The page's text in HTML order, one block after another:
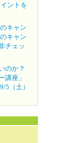
ントを
キャン
キャン
チェッ
のか？
講座」
5（土）